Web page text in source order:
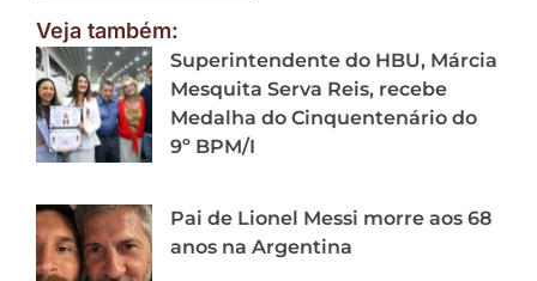
Veja também:
Superintendente do HBU, Márcia
Mesquita Serva Reis, recebe
Medalha do Cinquentenário do
9º BPM/I
Pai de Lionel Messi morre aos 68
anos na Argentina